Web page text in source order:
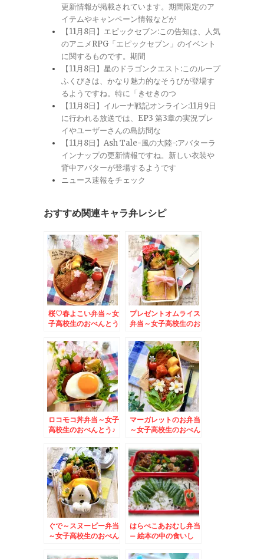
更新情報が掲載されています。期間限定のア
イテムやキャンペーン情報などが
【11月8日】エピックセブン:この告知は、人気
のアニメRPG「エピックセブン」のイベント
に関するものです。期間
【11月8日】星のドラゴンクエスト:このループ
ふくびきは、かなり魅力的なそうびが登場す
るようですね。特に「きせきのつ
【11月8日】イルーナ戦記オンライン:11月9日
に行われる放送では、EP3 第3章の実況プレ
イやユーザーさんの島訪問な
【11月8日】Ash Tale-風の大陸-:アバターラ
インナップの更新情報ですね。新しい衣装や
背中アバターが登場するようです
ニュース速報をチェック
おすすめ関連キャラ弁レシピ
桜♡春よこい弁当～女
子高校生のおべんとう
プレゼントオムライス
弁当～女子高校生のお
ロコモコ丼弁当～女子
高校生のおべんとう♪
マーガレットのお弁当
～女子高校生のおべん
ぐで～スヌーピー弁当
～女子高校生のおべん
はらぺこあおむし弁当
– 絵本の中の食いし